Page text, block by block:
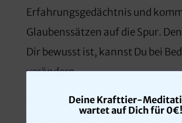
Erfahrungsgedächtnis und
Glaubenssätzen auf die Spur.
Dir bewusst ist, kannst Du bei
verändern.
Meditationen und Naturerlebnisse
Deine Krafttier-
wartet auf Dich für 0€!